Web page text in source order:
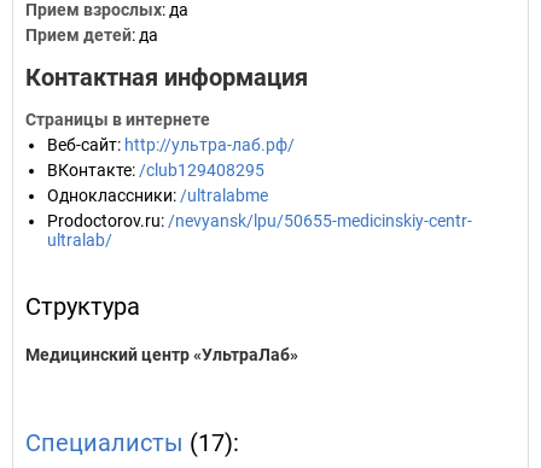
Прием взрослых: да
Прием детей: да
Контактная информация
Страницы в интернете
Веб-сайт: http://ультра-лаб.рф/
ВКонтакте: /club129408295
Одноклассники: /ultralabme
Prodoctorov.ru: /nevyansk/lpu/50655-medicinskiy-centr-
ultralab/
Структура
Медицинский центр «УльтраЛаб»
Специалисты (17):